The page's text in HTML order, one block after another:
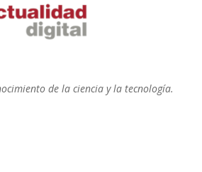
de la ciencia y la tecnología.